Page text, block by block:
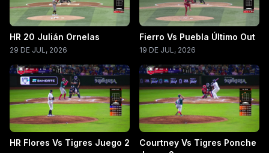
HR 20 Julián Ornelas
29 DE JUL, 2026
Fierro Vs Puebla Último Out
19 DE JUL, 2026
HR Flores Vs Tigres Juego 2
Courtney Vs Tigres Ponche